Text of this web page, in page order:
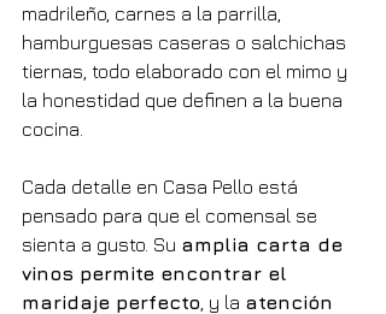
madrileño, carnes a la parrilla,
hamburguesas caseras o salchichas
tiernas, todo elaborado con el mimo y
la honestidad que definen a la buena
cocina.
Cada detalle en Casa Pello está
pensado para que el comensal se
sienta a gusto. Su amplia carta de
vinos permite encontrar el
maridaje perfecto , y la atención